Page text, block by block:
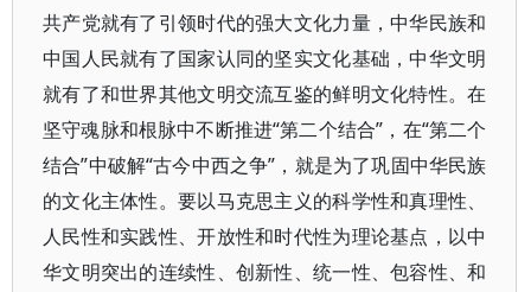
共产党就有了引领时代的强大文化力量，中华民族和
中国人民就有了国家认同的坚实文化基础，中华文明
就有了和世界其他文明交流互鉴的鲜明文化特性。在
坚守魂脉和根脉中不断推进“第二个结合”，在“第二个
结合”中破解“古今中西之争”，就是为了巩固中华民族
的文化主体性。要以马克思主义的科学性和真理性、
人民性和实践性、开放性和时代性为理论基点，以中
华文明突出的连续性、创新性、统一性、包容性、和